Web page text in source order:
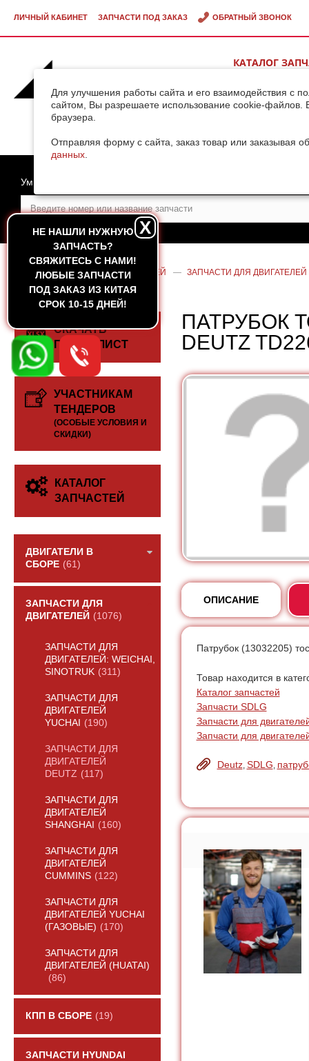
Для улучшения работы сайта и его взаимодействия с
сайтом, Вы разрешаете использование cookie-файлов.
браузера.
Отправляя форму с сайта, заказ товар или заказывая
данных
ЛИЧНЫЙ КАБИНЕТ ЗАПЧАСТИ ПОД ЗАКАЗ ОБРАТНЫЙ ЗВОНОК
КАТАЛОГ
НЕ НАШЛИ НУЖНУЮ
ЗАПЧАСТЬ?
CВЯЖИТЕСЬ С НАМИ!
ЛЮБЫЕ ЗАПЧАСТИ
ПОД ЗАКАЗ ИЗ КИТАЯ
СРОК 10-15 ДНЕЙ!
X
Умный поиск
ГЛАВНАЯ — КАТАЛОГ ЗАПЧАСТЕЙ — ЗАПЧАСТИ ДЛЯ ДВИГАТЕЛЕЙ
TD226B-6
СКАЧАТЬ
ПРАЙС-ЛИСТ
УЧАСТНИКАМ
ТЕНДЕРОВ
(ОСОБЫЕ УСЛОВИЯ И
СКИДКИ)
КАТАЛОГ
ЗАПЧАСТЕЙ
ДВИГАТЕЛИ В
СБОРЕ (61)
ЗАПЧАСТИ ДЛЯ
ДВИГАТЕЛЕЙ (1076)
ЗАПЧАСТИ ДЛЯ
ДВИГАТЕЛЕЙ: WEICHAI,
SINOTRUK (311)
ЗАПЧАСТИ ДЛЯ
ДВИГАТЕЛЕЙ
YUCHAI (190)
ЗАПЧАСТИ ДЛЯ
ДВИГАТЕЛЕЙ
DEUTZ (117)
ЗАПЧАСТИ ДЛЯ
ДВИГАТЕЛЕЙ
SHANGHAI (160)
ЗАПЧАСТИ ДЛЯ
ДВИГАТЕЛЕЙ
CUMMINS (122)
ЗАПЧАСТИ ДЛЯ
ДВИГАТЕЛЕЙ YUCHAI
(ГАЗОВЫЕ) (170)
ЗАПЧАСТИ ДЛЯ
ДВИГАТЕЛЕЙ (HUATAI)
(86)
КПП В СБОРЕ (19)
ЗАПЧАСТИ HYUNDAI
ПАТРУБОК
DEUTZ
ОПИСАНИЕ
Патрубок (13032205)
Товар находится в
Каталог запчастей
Запчасти SDLG
Запчасти для
Запчасти для
Deutz, SDLG,